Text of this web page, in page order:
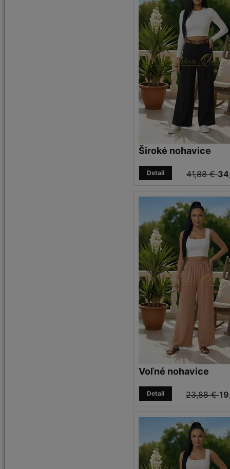
Široké nohavice
41,88 €
Detail
Voľné nohavice
23,88 €
Detail